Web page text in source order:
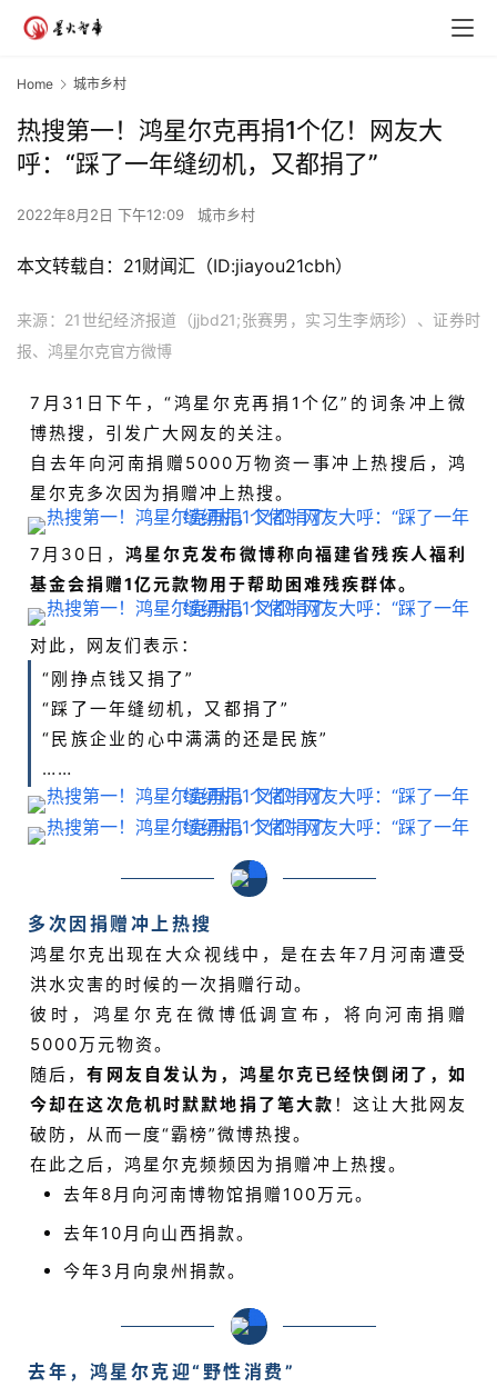
Home 城市乡村
热搜第一！鸿星尔克再捐1个亿！网友大
呼：“踩了一年缝纫机，又都捐了”
2022年8月2日 下午12:09 城市乡村
本文转载自：21财闻汇（ID:jiayou21cbh）
来源：21世纪经济报道（jjbd21;张赛男，实习生李炳珍）、证券时
报、鸿星尔克官方微博
7月31日下午，“鸿星尔克再捐1个亿”的词条冲上微
博热搜，引发广大网友的关注。
自去年向河南捐赠5000万物资一事冲上热搜后，鸿
星尔克多次因为捐赠冲上热搜。
7月30日， 鸿星尔克发布微博称向福建省残疾人福利
基金会捐赠1亿元款物用于帮助困难残疾群体。
对此，网友们表示：
“刚挣点钱又捐了”
“踩了一年缝纫机，又都捐了”
“民族企业的心中满满的还是民族”
……
多次因捐赠冲上热搜
鸿星尔克出现在大众视线中，是在去年7月河南遭受
洪水灾害的时候的一次捐赠行动。
彼时，鸿星尔克在微博低调宣布，将向河南捐赠
5000万元物资。
随后，有网友自发认为，鸿星尔克已经快倒闭了，如
今却在这次危机时默默地捐了笔大款 ！这让大批网友
破防，从而一度“霸榜”微博热搜。
在此之后，鸿星尔克频频因为捐赠冲上热搜。
去年8月向河南博物馆捐赠100万元。
去年10月向山西捐款。
今年3月向泉州捐款。
去年，鸿星尔克迎“野性消费”